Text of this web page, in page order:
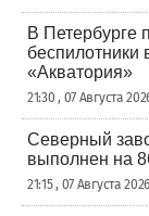
В Петербурге
беспилотники
«Акватория»
21:30 , 07 Августа
Северный
выполнен на
21:15 , 07 Августа